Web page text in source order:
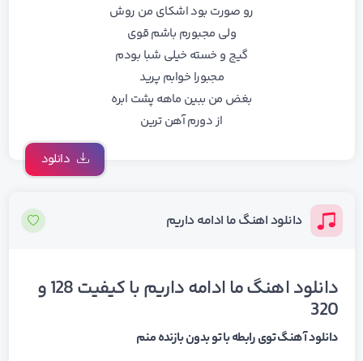
رو ﺻﻮرت ﺑﻮد اﺷﻜﺎی ﻣﻦ روش
وﻟﻰ ﻣﺠﺒﻮرم ﺑﺎﺷﻢ ﻗﻮی
ﮔﻴﺞ و ﺧﺴﺘﻪ ﺧﻴﻠﻰ ﺷﺒﺎ ﺑﻮدم
ﻣﺠﺒﻮرا ﺧﻮاﺑﻢ ﭘﺮﻳﺪ
ﺑﻐﺾ ﻣﻦ ﺑﺒﻴﻦ ﻣﺎﻫﻪ ﭘﺸﺖ اﺑﺮه
از دورم آﻫﻦ ﺗﺮﻳﻦ
دانلود
دانلود اهنگ ما ادامه داریم
دانلود اهنگ ما ادامه داریم با کیفیت 128 و
320
دانلود آهنگ توی رابطه با تو بدون بازنده منم